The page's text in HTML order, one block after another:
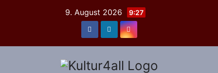
9. August 2026 9:27